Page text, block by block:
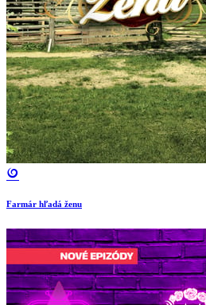
Farmár hľadá ženu